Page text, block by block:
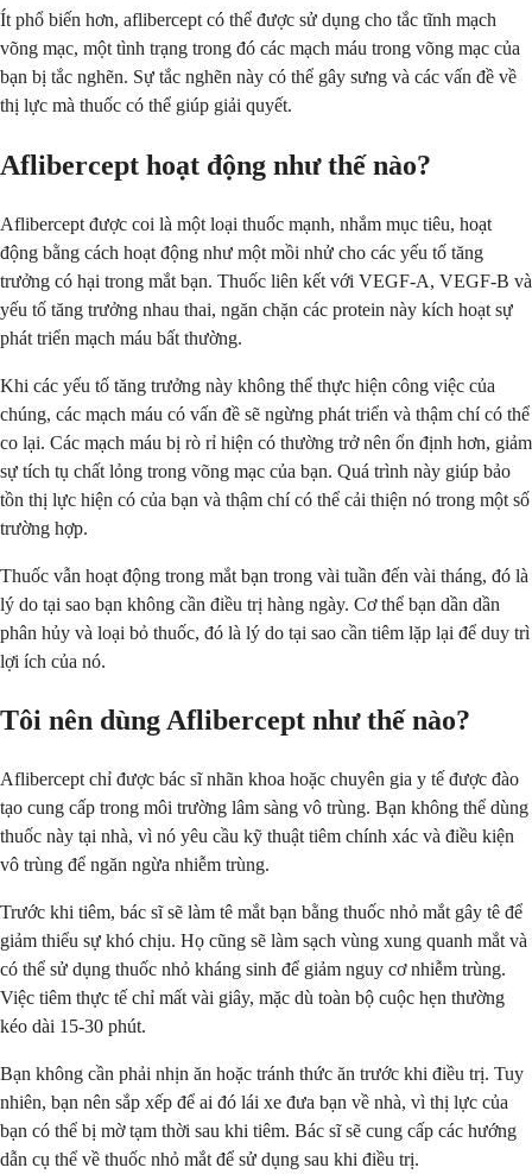
Ít phổ biến hơn, aflibercept có thể được sử dụng cho tắc tĩnh mạch
võng mạc, một tình trạng trong đó các mạch máu trong võng mạc của
bạn bị tắc nghẽn. Sự tắc nghẽn này có thể gây sưng và các vấn đề về
thị lực mà thuốc có thể giúp giải quyết.
Aflibercept hoạt động như thế nào?
Aflibercept được coi là một loại thuốc mạnh, nhắm mục tiêu, hoạt
động bằng cách hoạt động như một mồi nhử cho các yếu tố tăng
trưởng có hại trong mắt bạn. Thuốc liên kết với VEGF-A, VEGF-B và
yếu tố tăng trưởng nhau thai, ngăn chặn các protein này kích hoạt sự
phát triển mạch máu bất thường.
Khi các yếu tố tăng trưởng này không thể thực hiện công việc của
chúng, các mạch máu có vấn đề sẽ ngừng phát triển và thậm chí có thể
co lại. Các mạch máu bị rò rỉ hiện có thường trở nên ổn định hơn, giảm
sự tích tụ chất lỏng trong võng mạc của bạn. Quá trình này giúp bảo
tồn thị lực hiện có của bạn và thậm chí có thể cải thiện nó trong một số
trường hợp.
Thuốc vẫn hoạt động trong mắt bạn trong vài tuần đến vài tháng, đó là
lý do tại sao bạn không cần điều trị hàng ngày. Cơ thể bạn dần dần
phân hủy và loại bỏ thuốc, đó là lý do tại sao cần tiêm lặp lại để duy trì
lợi ích của nó.
Tôi nên dùng Aflibercept như thế nào?
Aflibercept chỉ được bác sĩ nhãn khoa hoặc chuyên gia y tế được đào
tạo cung cấp trong môi trường lâm sàng vô trùng. Bạn không thể dùng
thuốc này tại nhà, vì nó yêu cầu kỹ thuật tiêm chính xác và điều kiện
vô trùng để ngăn ngừa nhiễm trùng.
Trước khi tiêm, bác sĩ sẽ làm tê mắt bạn bằng thuốc nhỏ mắt gây tê để
giảm thiểu sự khó chịu. Họ cũng sẽ làm sạch vùng xung quanh mắt và
có thể sử dụng thuốc nhỏ kháng sinh để giảm nguy cơ nhiễm trùng.
Việc tiêm thực tế chỉ mất vài giây, mặc dù toàn bộ cuộc hẹn thường
kéo dài 15-30 phút.
Bạn không cần phải nhịn ăn hoặc tránh thức ăn trước khi điều trị. Tuy
nhiên, bạn nên sắp xếp để ai đó lái xe đưa bạn về nhà, vì thị lực của
bạn có thể bị mờ tạm thời sau khi tiêm. Bác sĩ sẽ cung cấp các hướng
dẫn cụ thể về thuốc nhỏ mắt để sử dụng sau khi điều trị.